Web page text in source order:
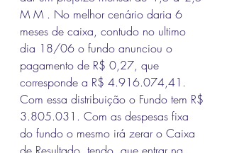
M M . No melhor cenário daria 6
meses de caixa, contudo no ultimo
dia 18/06 o fundo anunciou o
pagamento de R$ 0,27, que
corresponde a R$ 4.916.074,41.
Com essa distribuição o Fundo tem R$
3.805.031. Com as despesas fixa
do fundo o mesmo irá zerar o Caixa